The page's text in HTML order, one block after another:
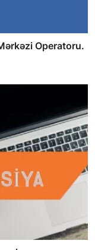
Operatoru.